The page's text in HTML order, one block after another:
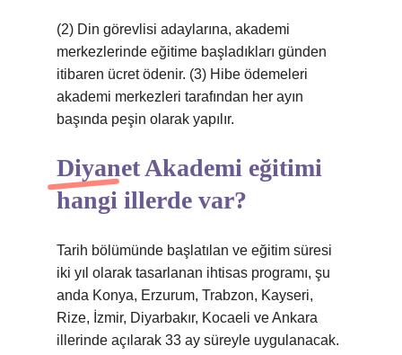
(2) Din görevlisi adaylarına, akademi
merkezlerinde eğitime başladıkları günden
itibaren ücret ödenir. (3) Hibe ödemeleri
akademi merkezleri tarafından her ayın
başında peşin olarak yapılır.
Diyanet Akademi eğitimi
hangi illerde var?
Tarih bölümünde başlatılan ve eğitim süresi
iki yıl olarak tasarlanan ihtisas programı, şu
anda Konya, Erzurum, Trabzon, Kayseri,
Rize, İzmir, Diyarbakır, Kocaeli ve Ankara
illerinde açılarak 33 ay süreyle uygulanacak.